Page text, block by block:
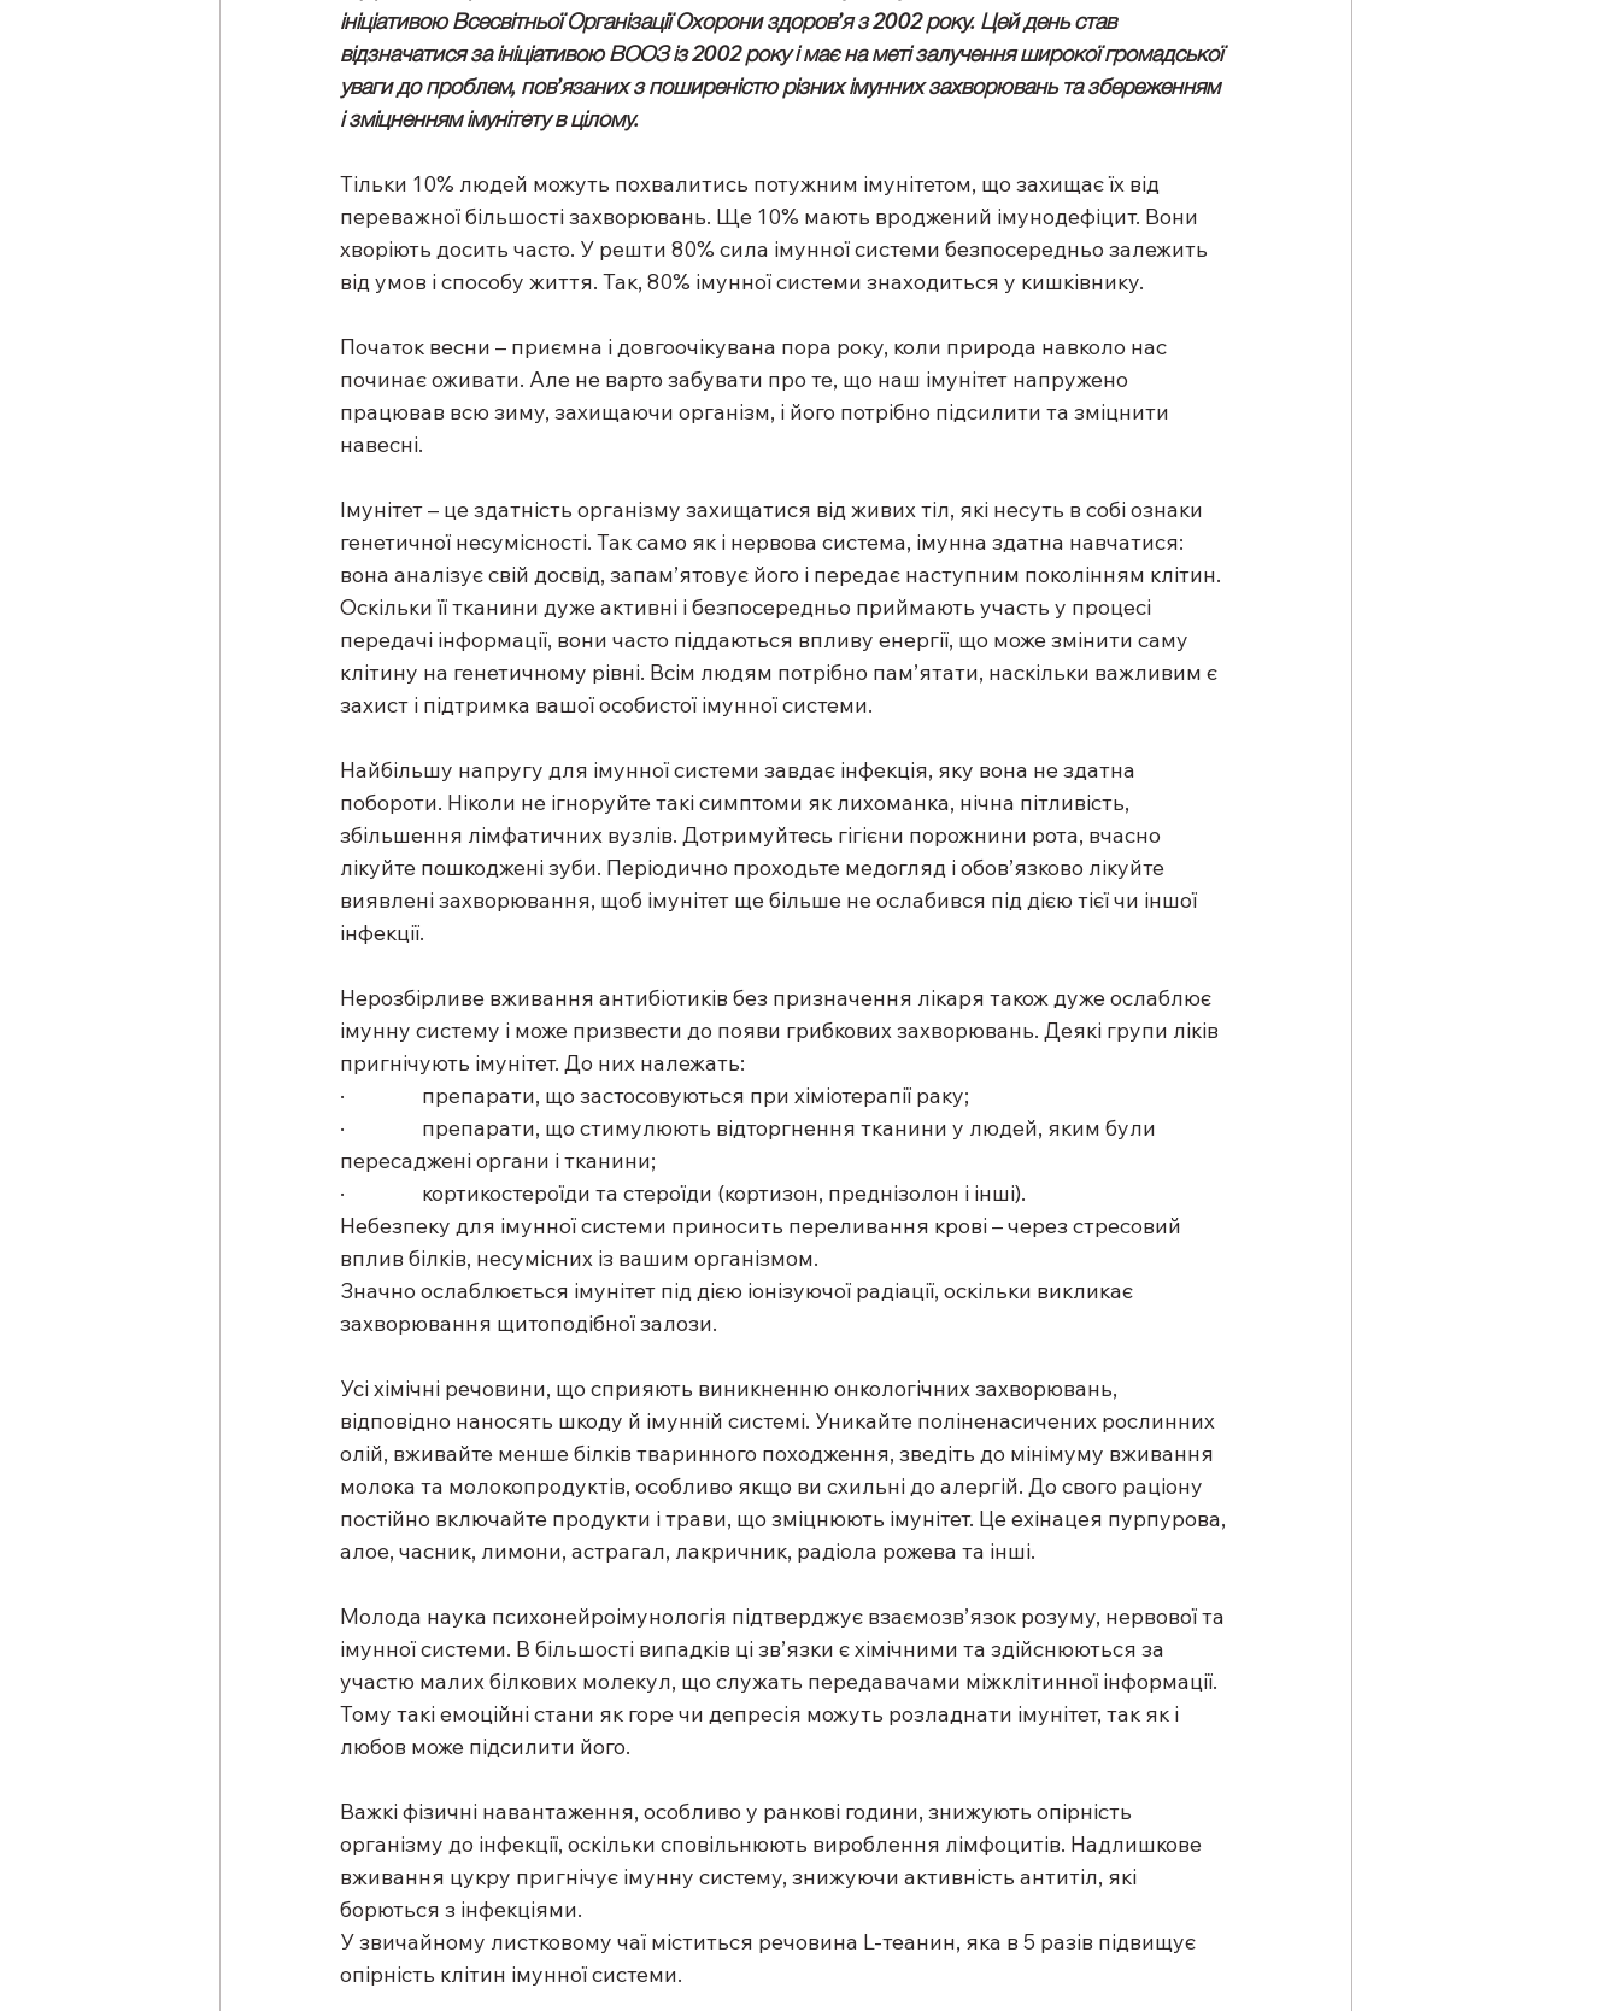
ініціативою Всесвітньої Організації Охорони здоров’я з 2002 року. Цей день став
відзначатися за ініціативою ВООЗ із 2002 року і має на меті залучення широкої громадської
уваги до проблем, пов’язаних з поширеністю різних імунних захворювань та збереженням
і зміцненням імунітету в цілому.
Тільки 10% людей можуть похвалитись потужним імунітетом, що захищає їх від
переважної більшості захворювань. Ще 10% мають вроджений імунодефіцит. Вони
хворіють досить часто. У решти 80% сила імунної системи безпосередньо залежить
від умов і способу життя. Так, 80% імунної системи знаходиться у кишківнику.
Початок весни – приємна і довгоочікувана пора року, коли природа навколо нас
починає оживати. Але не варто забувати про те, що наш імунітет напружено
працював всю зиму, захищаючи організм, і його потрібно підсилити та зміцнити
навесні.
Імунітет – це здатність організму захищатися від живих тіл, які несуть в собі ознаки
генетичної несумісності. Так само як і нервова система, імунна здатна навчатися:
вона аналізує свій досвід, запам’ятовує його і передає наступним поколінням клітин.
Оскільки її тканини дуже активні і безпосередньо приймають участь у процесі
передачі інформації, вони часто піддаються впливу енергії, що може змінити саму
клітину на генетичному рівні. Всім людям потрібно пам’ятати, наскільки важливим є
захист і підтримка вашої особистої імунної системи.
Найбільшу напругу для імунної системи завдає інфекція, яку вона не здатна
побороти. Ніколи не ігноруйте такі симптоми як лихоманка, нічна пітливість,
збільшення лімфатичних вузлів. Дотримуйтесь гігієни порожнини рота, вчасно
лікуйте пошкоджені зуби. Періодично проходьте медогляд і обов’язково лікуйте
виявлені захворювання, щоб імунітет ще більше не ослабився під дією тієї чи іншої
інфекції.
Нерозбірливе вживання антибіотиків без призначення лікаря також дуже ослаблює
імунну систему і може призвести до появи грибкових захворювань. Деякі групи ліків
пригнічують імунітет. До них належать:
·                препарати, що застосовуються при хіміотерапії раку;
·                препарати, що стимулюють відторгнення тканини у людей, яким були
пересаджені органи і тканини;
·                кортикостероїди та стероїди (кортизон, преднізолон і інші).
Небезпеку для імунної системи приносить переливання крові – через стресовий
вплив білків, несумісних із вашим організмом.
Значно ослаблюється імунітет під дією іонізуючої радіації, оскільки викликає
захворювання щитоподібної залози.
Усі хімічні речовини, що сприяють виникненню онкологічних захворювань,
відповідно наносять шкоду й імунній системі. Уникайте поліненасичених рослинних
олій, вживайте менше білків тваринного походження, зведіть до мінімуму вживання
молока та молокопродуктів, особливо якщо ви схильні до алергій. До свого раціону
постійно включайте продукти і трави, що зміцнюють імунітет. Це ехінацея пурпурова,
алое, часник, лимони, астрагал, лакричник, радіола рожева та інші.
Молода наука психонейроімунологія підтверджує взаємозв’язок розуму, нервової та
імунної системи. В більшості випадків ці зв’язки є хімічними та здійснюються за
участю малих білкових молекул, що служать передавачами міжклітинної інформації.
Тому такі емоційні стани як горе чи депресія можуть розладнати імунітет, так як і
любов може підсилити його.
Важкі фізичні навантаження, особливо у ранкові години, знижують опірність
організму до інфекції, оскільки сповільнюють вироблення лімфоцитів. Надлишкове
вживання цукру пригнічує імунну систему, знижуючи активність антитіл, які
борються з інфекціями.
У звичайному листковому чаї міститься речовина L-теанин, яка в 5 разів підвищує
опірність клітин імунної системи.